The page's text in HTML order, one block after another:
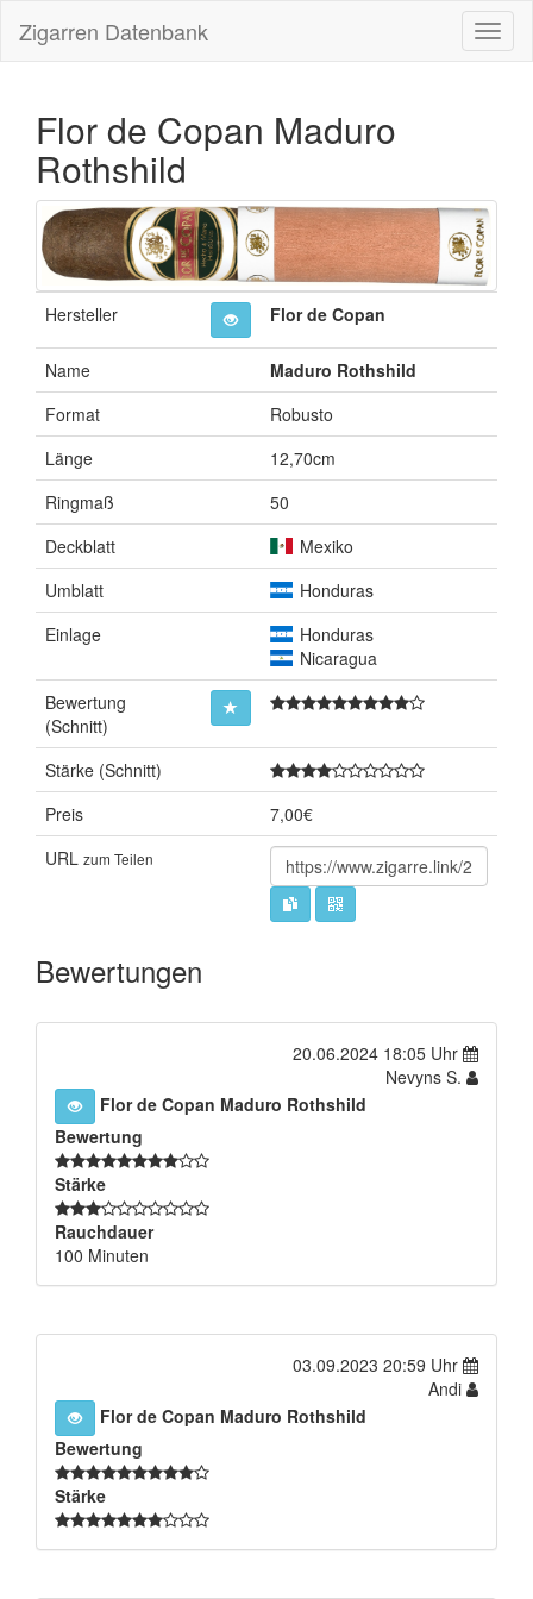
ein-/
Zigarren Datenbank
Flor de Copan Maduro
Rothshild
Hersteller Flor de Copan
Name
Maduro Rothshild
Format
Robusto
Länge
12,70cm
Ringmaß
50
Deckblatt
Mexiko
Umblatt
Honduras
Einlage
Honduras
Nicaragua
Bewertung
(Schnitt)
Stärke (Schnitt)
Preis
7,00€
URL zum Teilen
Bewertungen
20.06.2024 18:05 Uhr
Nevyns S.
Flor de Copan Maduro Rothshild
Bewertung
Stärke
Rauchdauer
100 Minuten
03.09.2023 20:59 Uhr
Andi
Flor de Copan Maduro Rothshild
Bewertung
Stärke